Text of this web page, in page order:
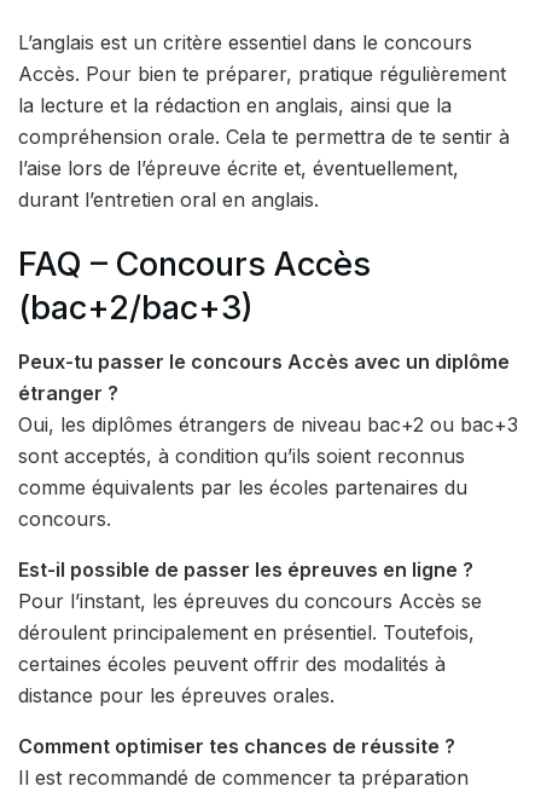
L’anglais est un critère essentiel dans le concours
Accès. Pour bien te préparer, pratique régulièrement
la lecture et la rédaction en anglais, ainsi que la
compréhension orale. Cela te permettra de te sentir à
l’aise lors de l’épreuve écrite et, éventuellement,
durant l’entretien oral en anglais.
FAQ – Concours Accès
(bac+2/bac+3)
Peux-tu passer le concours Accès avec un diplôme
étranger ?
Oui, les diplômes étrangers de niveau bac+2 ou bac+3
sont acceptés, à condition qu’ils soient reconnus
comme équivalents par les écoles partenaires du
concours.
Est-il possible de passer les épreuves en ligne ?
Pour l’instant, les épreuves du concours Accès se
déroulent principalement en présentiel. Toutefois,
certaines écoles peuvent offrir des modalités à
distance pour les épreuves orales.
Comment optimiser tes chances de réussite ?
Il est recommandé de commencer ta préparation